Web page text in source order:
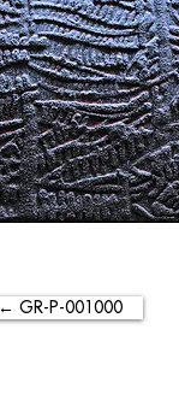
← GR-P-001000